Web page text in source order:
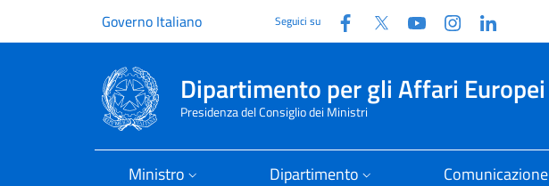
Governo Italiano Seguici su Facebook
Twitter YouTubeInstagram
Dipartimento per gli Affari Europei
Presidenza del Consiglio dei Ministri
Ministro Dipartimento Comunicazione